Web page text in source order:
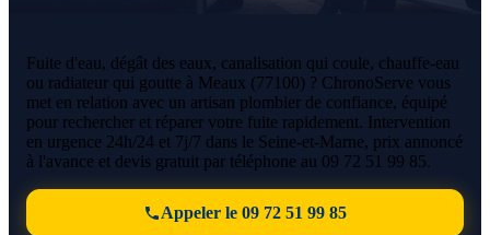
Fuite d'eau, dégât des eaux, canalisation qui coule, chauffe-eau
ou radiateur qui goutte à Meaux (77100) ? ChronoServe vous
met en relation avec un artisan plombier de confiance, équipé
pour rechercher et réparer votre fuite rapidement. Intervention
en urgence 24h/24 et 7j/7 dans le Seine-et-Marne, prix annoncé
à l'avance et devis gratuit par téléphone au 09 72 51 99 85.
Appeler le 09 72 51 99 85